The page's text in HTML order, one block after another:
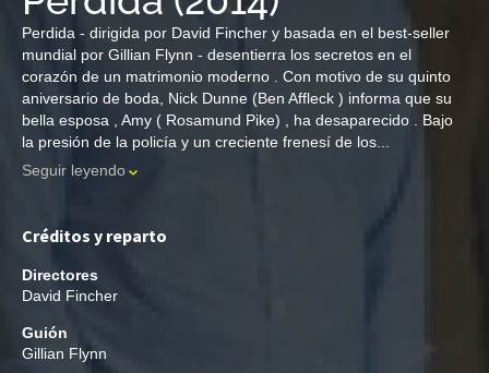
Perdida - dirigida por David Fincher y basada en el best-seller
mundial por Gillian Flynn - desentierra los secretos en el
corazón de un matrimonio moderno . Con motivo de su quinto
aniversario de boda, Nick Dunne (Ben Affleck ) informa que su
bella esposa , Amy ( Rosamund Pike) , ha desaparecido . Bajo
la presión de la policía y un creciente frenesí de los...
Seguir leyendo
Créditos y reparto
Directores
David Fincher
Guión
Gillian Flynn